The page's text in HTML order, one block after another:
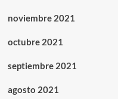
noviembre 2021
octubre 2021
septiembre 2021
agosto 2021